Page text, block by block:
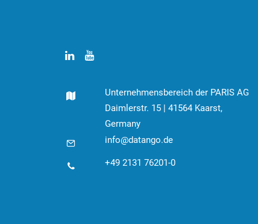
Unternehmensbereich der PARIS AG
Daimlerstr. 15 | 41564 Kaarst,
Germany
info@datango.de
+49 2131 76201-0